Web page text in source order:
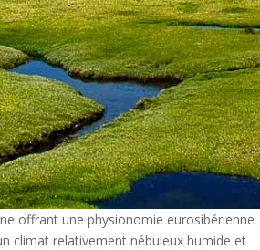
offrant une physionomie eurosibérienne
climat relativement nébuleux humide et